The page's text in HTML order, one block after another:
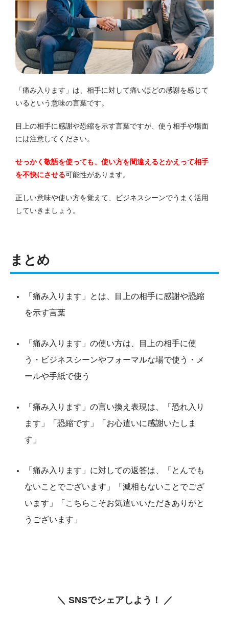
「痛み入ります」は、相手に対して痛いほどの感謝を感じて
いるという意味の言葉です。
目上の相手に感謝や恐縮を示す言葉ですが、使う相手や場面
には注意してください。
せっかく敬語を使っても、使い方を間違えるとかえって相手
を不快にさせる可能性があります。
正しい意味や使い方を覚えて、ビジネスシーンでうまく活用
していきましょう。
まとめ
「痛み入ります」とは、目上の相手に感謝や恐縮
を示す言葉
「痛み入ります」の使い方は、目上の相手に使
う・ビジネスシーンやフォーマルな場で使う・メ
ールや手紙で使う
「痛み入ります」の言い換え表現は、「恐れ入り
ます」「恐縮です」「お心遣いに感謝いたしま
す」
「痛み入ります」に対しての返答は、「とんでも
ないことでございます」「滅相もないことでござ
います」「こちらこそお気遣いいただきありがと
うございます」
＼ SNSでシェアしよう！ ／